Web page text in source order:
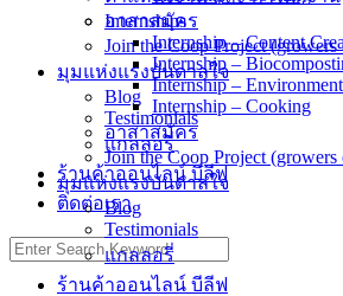
Internships
Internship – Content
Internship –
Internship –
Internship – Cooking
อาสาสมัคร
Join the Coop Project
มุมแห่งแรงบันดาลใจ
Blog
Testimonials
แกลลอรี่
ร้านค้าออนไลน์ บีลีฟ
อาสาสมัคร
Join the Coop Project
มุมแห่งแรงบันดาลใจ
Blog
Testimonials
แกลลอรี่
ร้านค้าออนไลน์ บีลีฟ
ติดต่อเรา
Search
for: